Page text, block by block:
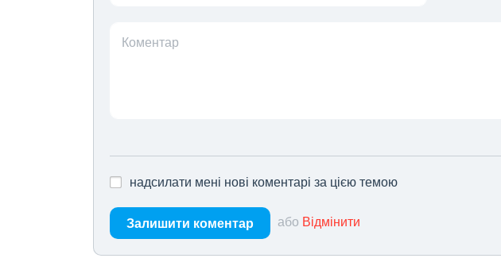
Коментар
надсилати мені нові коментарі за цією темою
Залишити коментар або Відмінити